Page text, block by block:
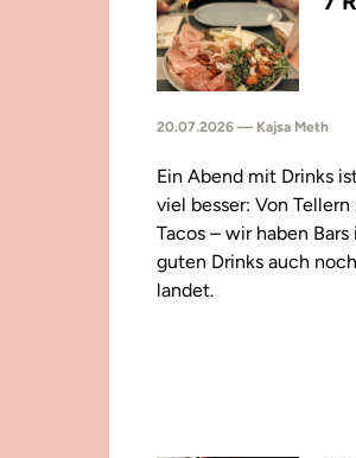
20.07.2026 — Kajsa Meth
Ein Abend mit Drinks
viel besser: Von
Tacos – wir haben
guten Drinks auch
landet.